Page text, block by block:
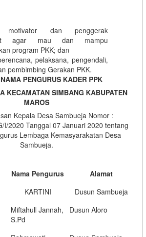
motivator dan penggerak
agar mau dan mampu
program PKK; dan
pelaksana, pengendali,
pembimbing Gerakan PKK.
PENGURUS KADER PPK
KECAMATAN SIMBANG KABUPATEN
MAROS
Kepala Desa Sambueja Nomor :
I/2020 Tanggal 07 Januari 2020 tentang
Lembaga Kemasyarakatan Desa
Sambueja.
Nama Pengurus
Alamat
KARTINI
Dusun Sambueja
Miftahull Jannah,
S.Pd
Dusun Aloro